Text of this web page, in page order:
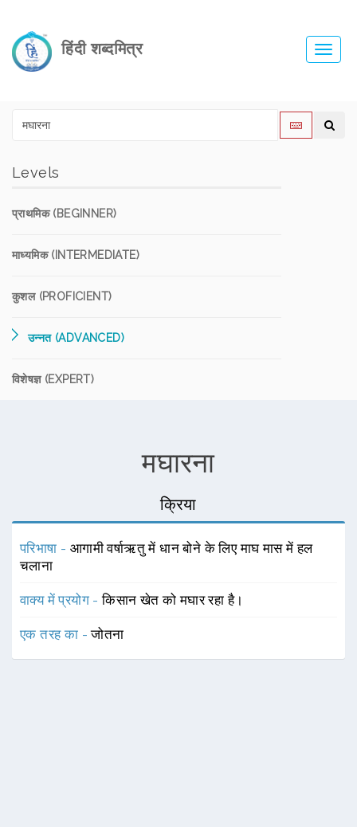
हिंदी शब्दमित्र
Levels
प्राथमिक (BEGINNER)
माध्यमिक (INTERMEDIATE)
कुशल (PROFICIENT)
उन्नत (ADVANCED)
विशेषज्ञ (EXPERT)
मघारना
क्रिया
परिभाषा - आगामी वर्षाऋतु में धान बोने के लिए माघ मास में हल
चलाना
वाक्य में प्रयोग -किसान खेत को मघार रहा है।
एक तरह का -जोतना